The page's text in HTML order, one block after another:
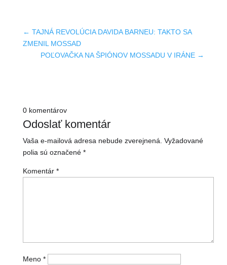
← TAJNÁ REVOLÚCIA DAVIDA BARNEU: TAKTO SA
ZMENIL MOSSAD
POĽOVAČKA NA ŠPIÓNOV MOSSADU V IRÁNE →
0 komentárov
Odoslať komentár
Vaša e-mailová adresa nebude zverejnená. Vyžadované
polia sú označené *
Komentár *
Meno *